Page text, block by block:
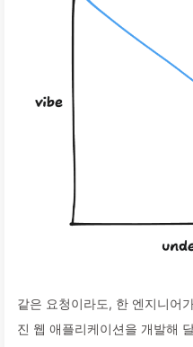
같은 요청이라도, 한 엔지니어
진 웹 애플리케이션을 개발해